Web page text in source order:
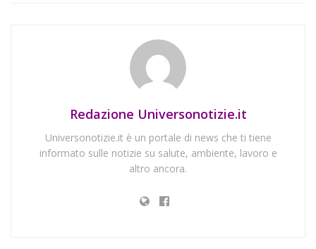
Redazione Universonotizie.it
Universonotizie.it è un portale di news che ti tiene
informato sulle notizie su salute, ambiente, lavoro e
altro ancora.